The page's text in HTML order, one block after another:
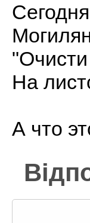
"Очисти
На
А что